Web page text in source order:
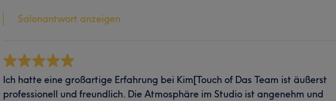
Salonantwort anzeigen
Ich hatte eine großartige Erfahrung bei Kim[Touch of Das Team ist äußerst
professionell und freundlich. Die Atmosphäre im Studio ist angenehm und